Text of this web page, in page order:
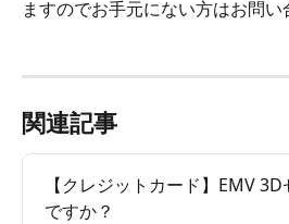
ますのでお手元にない方はお問い
関連記事
【クレジットカード】EMV
ですか？